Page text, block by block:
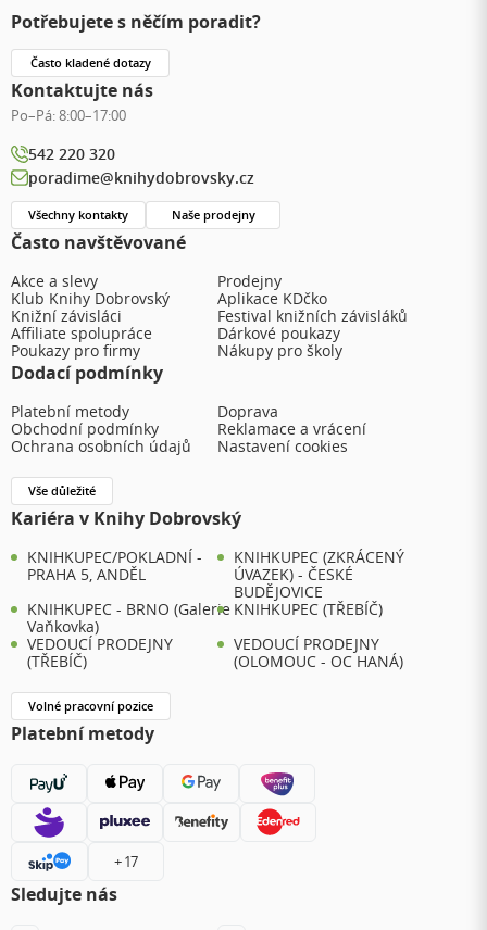
Často navštěvované
Akce a slevy
Prodejny
Klub Knihy Dobrovský
Aplikace KDčko
Knižní závisláci
Festival knižních závisláků
Affiliate spolupráce
Dárkové poukazy
Poukazy pro firmy
Nákupy pro školy
Dodací podmínky
Platební metody
Doprava
Obchodní podmínky
Reklamace a vrácení
Ochrana osobních údajů
Nastavení cookies
Vše důležité
Kariéra v Knihy Dobrovský
KNIHKUPEC/POKLADNÍ -
PRAHA 5, ANDĚL
KNIHKUPEC (ZKRÁCENÝ
ÚVAZEK) - ČESKÉ
BUDĚJOVICE
KNIHKUPEC - BRNO (Galerie
Vaňkovka)
KNIHKUPEC (TŘEBÍČ)
VEDOUCÍ PRODEJNY
(TŘEBÍČ)
VEDOUCÍ PRODEJNY
(OLOMOUC - OC HANÁ)
Volné pracovní pozice
Platební metody
+ 17
Sledujte nás
Potřebujete s něčím poradit?
Často kladené dotazy
Kontaktujte nás
Po–Pá:8:00–17:00
542 220 320
poradime@knihydobrovsky.cz
Všechny kontakty Naše prodejny